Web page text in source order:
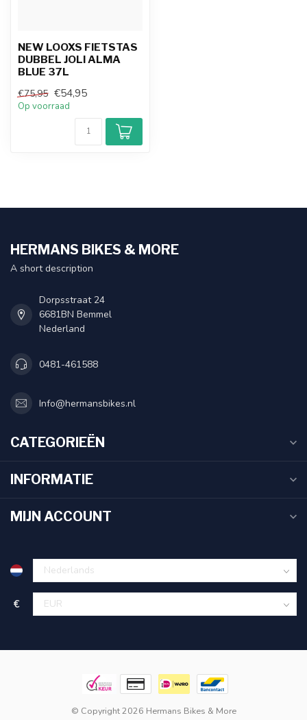
NEW LOOXS FIETSTAS
DUBBEL JOLI ALMA
BLUE 37L
€75,95 €54,95
Op voorraad
HERMANS BIKES & MORE
A short description
Dorpsstraat 24
6681BN Bemmel
Nederland
0481-461588
Info@hermansbikes.nl
CATEGORIEËN
INFORMATIE
MIJN ACCOUNT
€
© Copyright 2026 Hermans Bikes & More